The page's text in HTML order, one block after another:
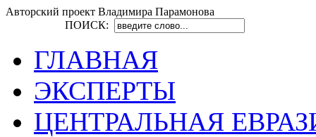
Авторский проект Владимира Парамонова
ПОИСК:
ГЛАВНАЯ
ЭКСПЕРТЫ
ЦЕНТРАЛЬНАЯ